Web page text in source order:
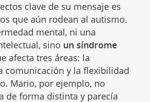
clave de su mensaje es
que aún rodean al autismo.
mental, ni una
sino un síndrome
afecta tres áreas: la
comunicación y la flexibilidad
Mario, por ejemplo, no
de forma distinta y parecía